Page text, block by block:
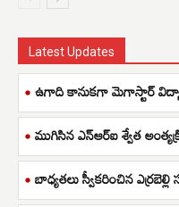
Latest Updates
ఉగాది కానుకగా మెగాస్టార్
ముగిసిన ఎన్ఆర్ఐ శ్వేత
బాధ్యతలు స్వీకరించిన ఎర్రబెల్లి